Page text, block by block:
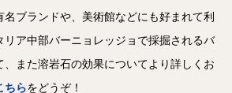
ブランドや、美術館などにも好まれて利
リア中部バーニョレッジョで採掘されるバ
また溶岩石の効果についてより詳しくお
ちらをどうぞ！